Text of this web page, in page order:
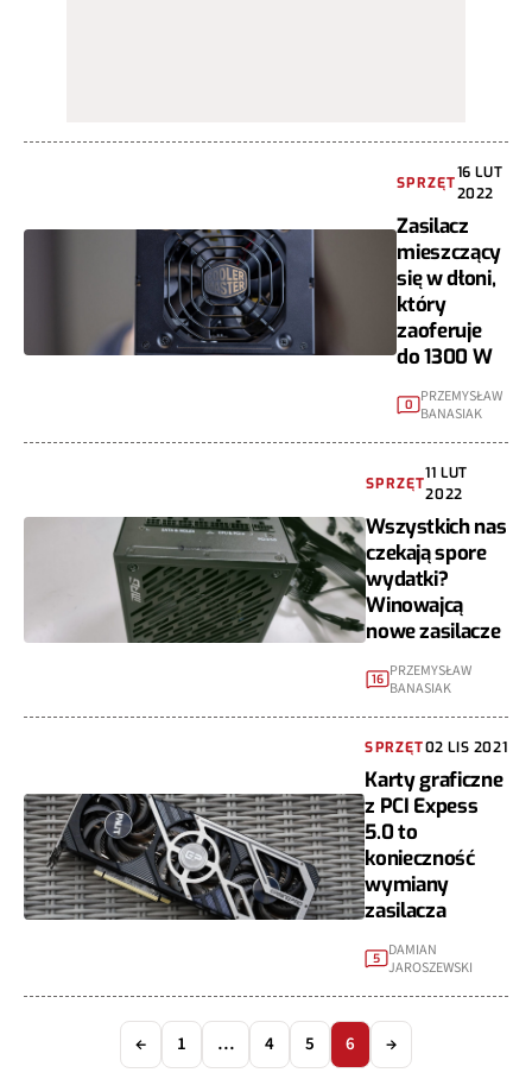
SPRZĘT
16 LUT
2022
Zasilacz
mieszczący
się w dłoni,
który
zaoferuje
do 1300 W
0
PRZEMYSŁAW
BANASIAK
SPRZĘT
11 LUT
2022
Wszystkich nas
czekają spore
wydatki?
Winowajcą
nowe zasilacze
16 PRZEMYSŁAW
BANASIAK
SPRZĘT02 LIS 2021
Karty graficzne
z PCI Expess
5.0 to
konieczność
wymiany
zasilacza
5
DAMIAN
JAROSZEWSKI
← 1 … 4 5 6 →